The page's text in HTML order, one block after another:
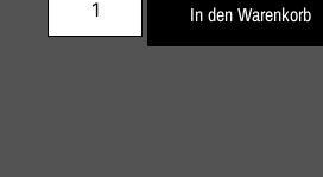
In den Warenkorb